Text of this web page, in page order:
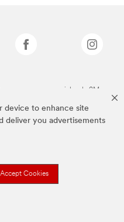
device to enhance site
deliver you advertisements
Accept Cookies
son marcas comerciales de 3M.